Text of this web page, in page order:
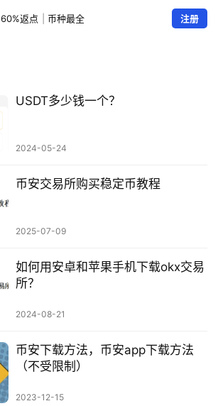
60%返点 币种最全 注册
USDT多少钱一个？
2024-05-24
币安交易所购买稳定币教程
2025-07-09
如何用安卓和苹果手机下载okx交易
所？
2024-08-21
币安下载方法，币安app下载方法
（不受限制）
2023-12-15